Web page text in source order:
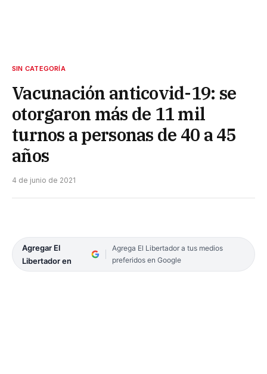
SIN CATEGORÍA
Vacunación anticovid-19: se
otorgaron más de 11 mil
turnos a personas de 40 a 45
años
4 de junio de 2021
Agregar El
Libertador en
Agrega El Libertador a tus medios
preferidos en Google